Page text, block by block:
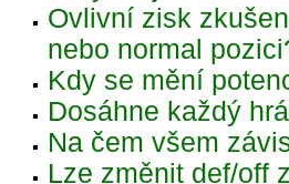
Ovlivní zisk
nebo normal
Kdy se mění
Dosáhne každý
Na čem všem
Lze změnit def/off